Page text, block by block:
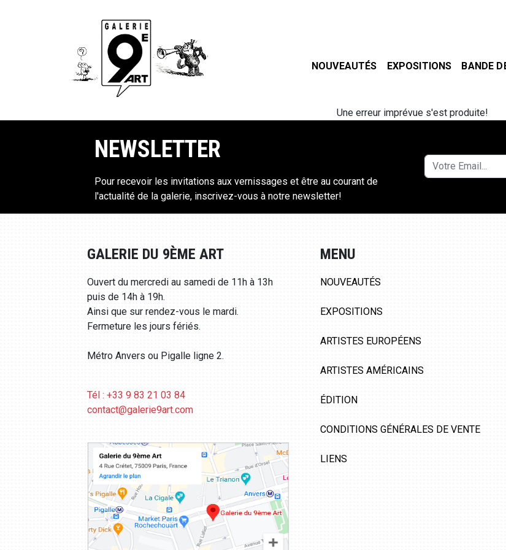
NOUVEAUTÉS EXPOSITIONS BANDE
Une erreur imprévue s'est produite!
NEWSLETTER
Pour recevoir les invitations aux vernissages et être au courant de
l'actualité de la galerie, inscrivez-vous à notre newsletter!
GALERIE DU 9ÈME ART
Ouvert du mercredi au samedi de 11h à 13h
puis de 14h à 19h.
Ainsi que sur rendez-vous le mardi.
Fermeture les jours fériés.
Métro Anvers ou Pigalle ligne 2.
Tél : +33 9 83 21 03 84
contact@galerie9art.com
MENU
NOUVEAUTÉS
EXPOSITIONS
ARTISTES EUROPÉENS
ARTISTES AMÉRICAINS
ÉDITION
CONDITIONS GÉNÉRALES DE VENTE
LIENS